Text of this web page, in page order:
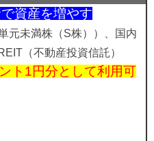
資産を増やす
元未満株（S株））、国内
（不動産投資信託）
ト1円分として利用可